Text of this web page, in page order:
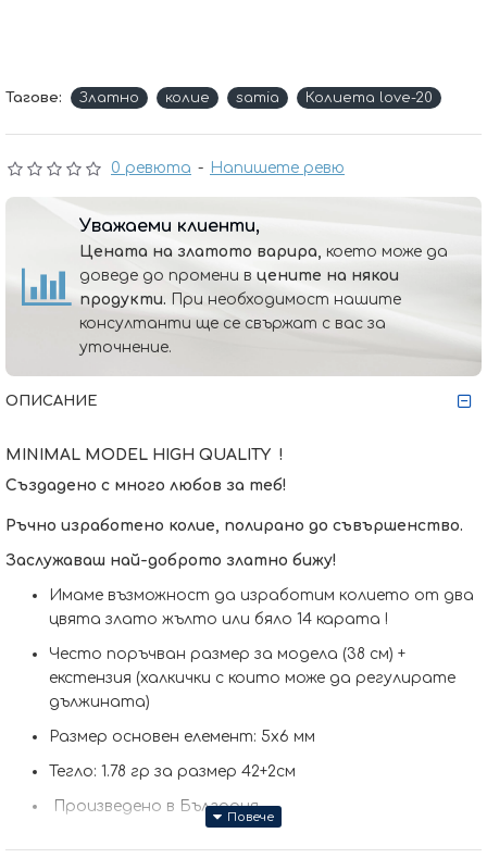
0 ревюта - Напишете ревю
Тагове: Златно колие samia Колиета love-20
Уважаеми клиенти,
Цената на златото варира, което може да
доведе до промени в цените на някои
продукти. При необходимост нашите
консултанти ще се свържат с вас за
уточнение.
ОПИСАНИЕ
MINIMAL MODEL HIGH QUALITY !
Създадено с много любов за теб!
Ръчно изработено колие, полирано до съвършенство.
Заслужаваш най-доброто златно бижу!
Имаме възможност да изработим кoлието от два
цвята злато жълто или бяло 14 карата !
Често поръчван размер за модела (38 см) +
екстензия (халкички с които може да регулирате
дължината)
Размер основен елемент: 5x6 мм
Тегло: 1.78 гр за размер 42+2см
Произведено в България